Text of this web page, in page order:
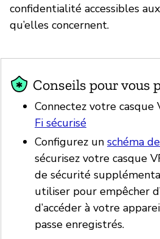
confidentialité accessibles
qu’elles concernent.
Conseils pour vous
Connectez votre casque
Fi sécurisé
Configurez un schéma
sécurisez votre casque
de sécurité
utiliser pour empêcher
d’accéder à votre
passe enregistrés.